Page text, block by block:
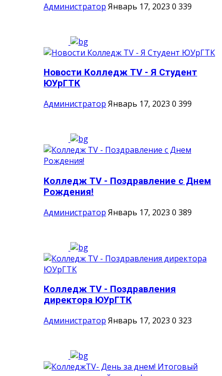
Администратор Январь 17, 2023 0 339
Новости Колледж TV - Я Студент
ЮУрГТК
Администратор Январь 17, 2023 0 399
Колледж TV - Поздравление с Днем
Рождения!
Администратор Январь 17, 2023 0 389
Колледж TV - Поздравления
директора ЮУрГТК
Администратор Январь 17, 2023 0 323